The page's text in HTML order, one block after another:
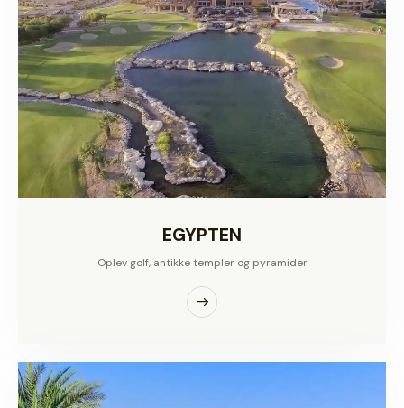
EGYPTEN
Oplev golf, antikke templer og pyramider